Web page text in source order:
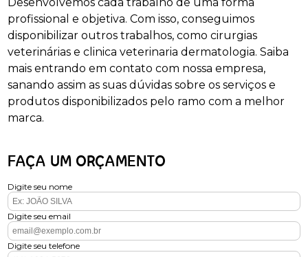
profissional e objetiva. Com isso, conseguimos
disponibilizar outros trabalhos, como cirurgias
veterinárias e clinica veterinaria dermatologia. Saiba
mais entrando em contato com nossa empresa,
sanando assim as suas dúvidas sobre os serviços e
produtos disponibilizados pelo ramo com a melhor
marca.
FAÇA UM ORÇAMENTO
Digite seu nome
Digite seu email
Digite seu telefone